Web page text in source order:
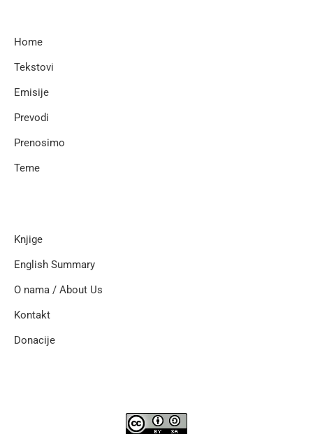
Home
Tekstovi
Emisije
Prevodi
Prenosimo
Teme
Knjige
English Summary
O nama / About Us
Kontakt
Donacije